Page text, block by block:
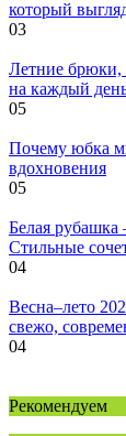
который
03
Летние брюки,
на каждый
05
Почему юбка
вдохновения
05
Белая рубашка
Стильные
04
Весна–лето
свежо,
04
Рекомендуем